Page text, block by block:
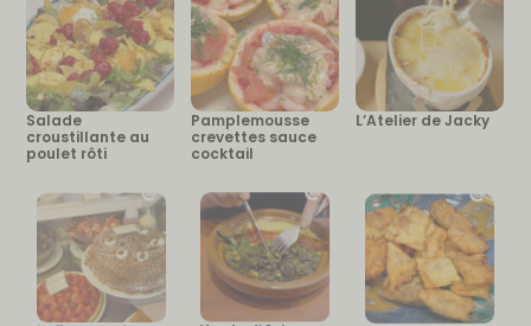
Salade
croustillante au
poulet rôti
Pamplemousse
crevettes sauce
cocktail
L’Atelier de Jacky